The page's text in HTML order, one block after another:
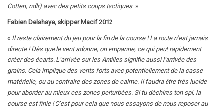
Cotten, ndlr) avec des petits coups tactiques. »
Fabien Delahaye, skipper Macif 2012
« Il reste clairement du jeu pour la fin de la course ! La route n’est jamais
directe ! Dès que le vent adonne, on empanne, ce qui peut rapidement
créer des écarts. L’arrivée sur les Antilles signifie aussi l’arrivée des
grains. Cela implique des vents forts avec potentiellement de la casse
matérielle, ou au contraire des zones de calme. Il faudra être très lucide
pour aborder au mieux ces zones perturbées. Si tu déchires ton spi, la
course est finie ! C’est pour cela que nous essayons de nous reposer au